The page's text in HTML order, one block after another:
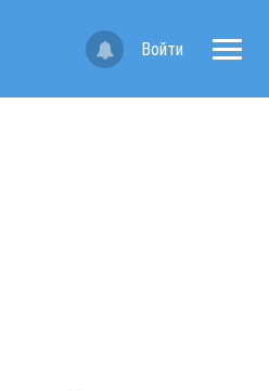
Войти